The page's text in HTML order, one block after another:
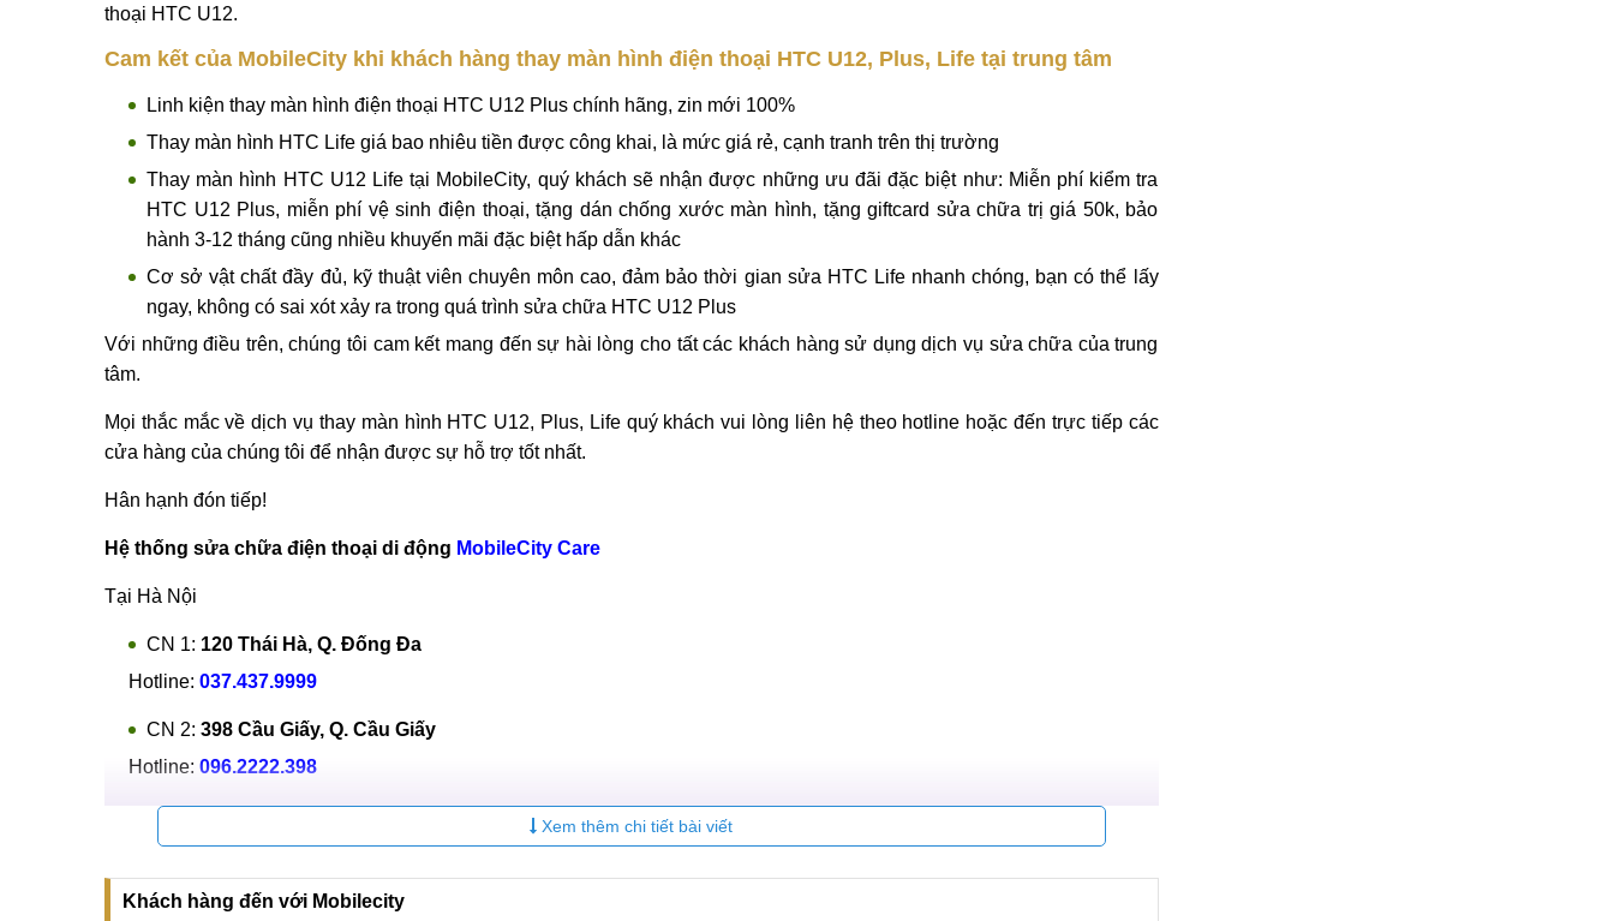
thoại HTC U12.
Cam kết của MobileCity khi khách hàng thay màn hình điện thoại HTC U12, Plus, Life tại trung tâm
Linh kiện thay màn hình điện thoại HTC U12 Plus chính hãng, zin mới 100%
Thay màn hình HTC Life giá bao nhiêu tiền được công khai, là mức giá rẻ, cạnh tranh trên thị trường
Thay màn hình HTC U12 Life tại MobileCity, quý khách sẽ nhận được những ưu đãi đặc biệt như: Miễn phí kiểm tra
HTC U12 Plus, miễn phí vệ sinh điện thoại, tặng dán chống xước màn hình, tặng giftcard sửa chữa trị giá 50k, bảo
hành 3-12 tháng cũng nhiều khuyến mãi đặc biệt hấp dẫn khác
Cơ sở vật chất đầy đủ, kỹ thuật viên chuyên môn cao, đảm bảo thời gian sửa HTC Life nhanh chóng, bạn có thể lấy
ngay, không có sai xót xảy ra trong quá trình sửa chữa HTC U12 Plus
Với những điều trên, chúng tôi cam kết mang đến sự hài lòng cho tất các khách hàng sử dụng dịch vụ sửa chữa của trung
tâm.
Mọi thắc mắc về dịch vụ thay màn hình HTC U12, Plus, Life quý khách vui lòng liên hệ theo hotline hoặc đến trực tiếp các
cửa hàng của chúng tôi để nhận được sự hỗ trợ tốt nhất.
Hân hạnh đón tiếp!
Hệ thống sửa chữa điện thoại di động MobileCity Care
Tại Hà Nội
CN 1: 120 Thái Hà, Q. Đống Đa
Hotline: 037.437.9999
CN 2: 398 Cầu Giấy, Q. Cầu Giấy
Hotline: 096.2222.398
CN 3:
Hotline:0338.424242
Tại TP Hồ Chí Minh
Xem thêm chi tiết bài viết
Khách hàng đến với Mobilecity